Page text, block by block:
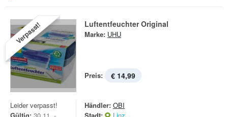
Verpasst! Luftentfeuchter Original
Marke: UHU
Preis: € 14,99
Leider verpasst!
Händler: OBI